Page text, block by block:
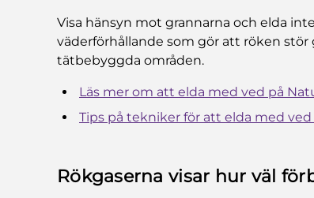
Visa hänsyn mot grannarna och elda
väderförhållande som gör att röken
tätbebyggda områden.
Läs mer om att elda med ved på
Tips på tekniker för att elda med
Rökgaserna visar hur väl